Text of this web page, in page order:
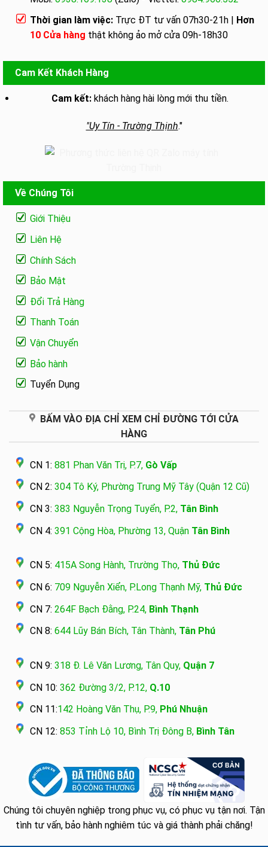
Thời gian làm việc: Trực ĐT tư vấn 07h30-21h | Hơn
10 Cửa hàng thật không ảo mở cửa 09h-18h30
Cam Kết Khách Hàng
Cam kết: khách hàng hài lòng mới thu tiền.
"Uy Tín - Trường Thịnh."
Về Chúng Tôi
Giới Thiệu
Liên Hệ
Chính Sách
Bảo Mật
Đổi Trả Hàng
Thanh Toán
Vận Chuyển
Bảo hành
Tuyển Dụng
BẤM VÀO ĐỊA CHỈ XEM CHỈ ĐƯỜNG TỚI CỬA
HÀNG
CN 1: 881 Phan Văn Trị, P.7, Gò Vấp
CN 2: 304 Tô Ký, Phường Trung Mỹ Tây (Quận 12 Cũ)
CN 3: 383 Nguyễn Trọng Tuyển, P.2, Tân Bình
CN 4: 391 Cộng Hòa, Phường 13, Quận Tân Bình
CN 5: 415A Song Hành, Trường Thọ, Thủ Đức
CN 6: 709 Nguyễn Xiển, P.Long Thạnh Mỹ, Thủ Đức
CN 7: 264F Bạch Đằng, P.24, Bình Thạnh
CN 8: 644 Lũy Bán Bích, Tân Thành, Tân Phú
CN 9: 318 Đ. Lê Văn Lương, Tân Quy, Quận 7
CN 10: 362 Đường 3/2, P.12, Q.10
CN 11:142 Hoàng Văn Thụ, P.9, Phú Nhuận
CN 12: 853 Tỉnh Lộ 10, Bình Trị Đông B, Bình Tân
Chúng tôi chuyên nghiệp trong phục vụ, có phục vụ tận nơi. Tận
tình tư vấn, bảo hành nghiêm túc và giá thành phải chăng!